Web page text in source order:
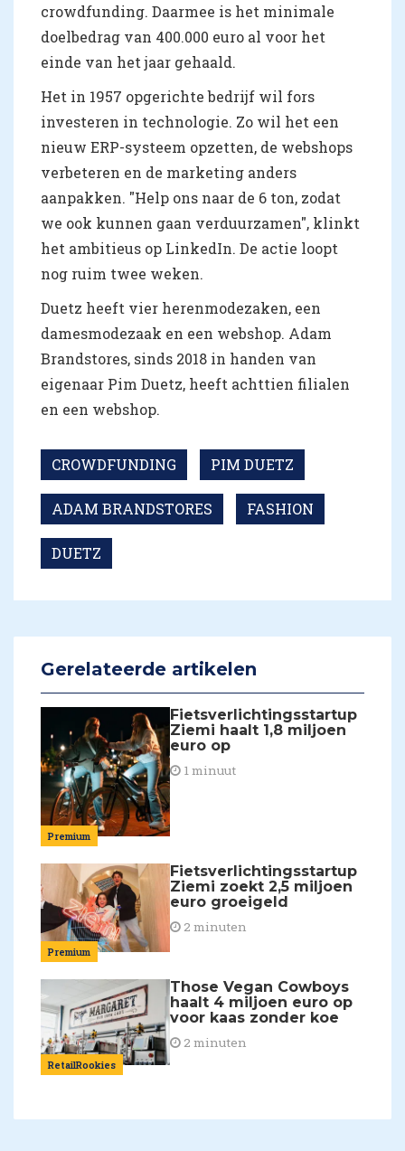
crowdfunding. Daarmee is het minimale
doelbedrag van 400.000 euro al voor het
einde van het jaar gehaald.
Het in 1957 opgerichte bedrijf wil fors
investeren in technologie. Zo wil het een
nieuw ERP-systeem opzetten, de webshops
verbeteren en de marketing anders
aanpakken. "Help ons naar de 6 ton, zodat
we ook kunnen gaan verduurzamen", klinkt
het ambitieus op LinkedIn. De actie loopt
nog ruim twee weken.
Duetz heeft vier herenmodezaken, een
damesmodezaak en een webshop. Adam
Brandstores, sinds 2018 in handen van
eigenaar Pim Duetz, heeft achttien filialen
en een webshop.
CROWDFUNDING PIM DUETZ
ADAM BRANDSTORES FASHION
DUETZ
Gerelateerde artikelen
Premium
Fietsverlichtingsstartup
Ziemi haalt 1,8 miljoen
euro op
1 minuut
Premium
Fietsverlichtingsstartup
Ziemi zoekt 2,5 miljoen
euro groeigeld
2 minuten
RetailRookies
Those Vegan Cowboys
haalt 4 miljoen euro op
voor kaas zonder koe
2 minuten